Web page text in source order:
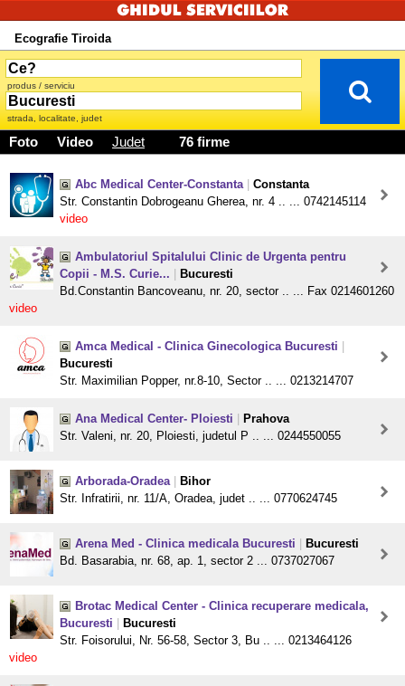
Ecografie Tiroida
produs / serviciu
strada, localitate, judet
Foto Video Judet 76 firme
Abc Medical Center-Constanta
Constanta
Str. Constantin Dobrogeanu Gherea, nr. 4 .. ... 0742145114
video
Ambulatoriul Spitalului Clinic de Urgenta pentru
Copii - M.S. Curie...
Bucuresti
Bd.Constantin Bancoveanu, nr. 20, sector .. ... Fax 0214601260
video
Amca Medical - Clinica Ginecologica Bucuresti
Bucuresti
Str. Maximilian Popper, nr.8-10, Sector .. ... 0213214707
Ana Medical Center- Ploiesti
Prahova
Str. Valeni, nr. 20, Ploiesti, judetul P .. ... 0244550055
Arborada-Oradea
Bihor
Str. Infratirii, nr. 11/A, Oradea, judet .. ... 0770624745
Arena Med - Clinica medicala Bucuresti
Bucuresti
Bd. Basarabia, nr. 68, ap. 1, sector 2 ... 0737027067
Brotac Medical Center - Clinica recuperare medicala,
Bucuresti
Bucuresti
Str. Foisorului, Nr. 56-58, Sector 3, Bu .. ... 0213464126
video